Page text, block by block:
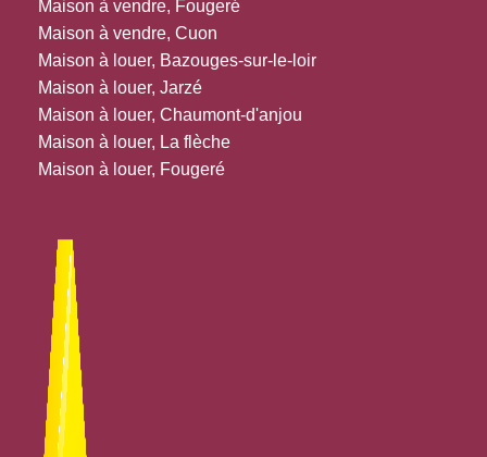
Maison à vendre, Fougeré
Maison à vendre, Cuon
Maison à louer, Bazouges-sur-le-loir
Maison à louer, Jarzé
Maison à louer, Chaumont-d'anjou
Maison à louer, La flèche
Maison à louer, Fougeré